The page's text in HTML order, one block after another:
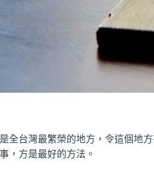
全台灣最繁榮的地方，令這個地
，方是最好的方法。